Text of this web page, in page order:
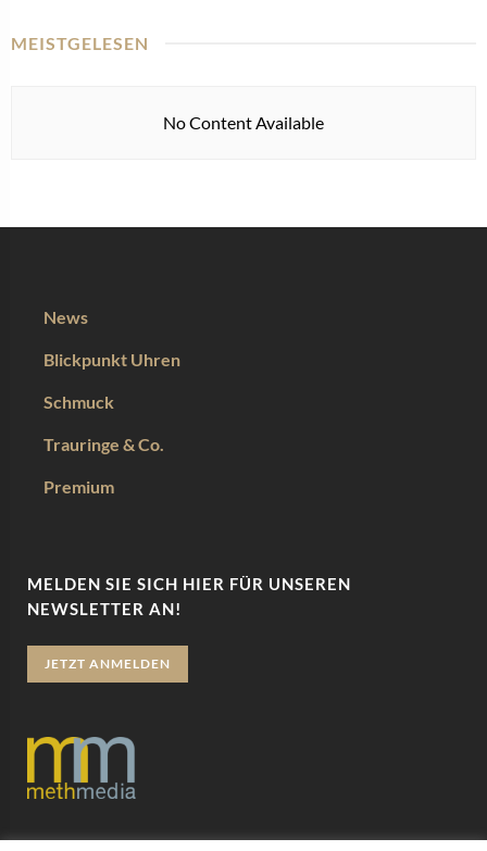
MEISTGELESEN
No Content Available
News
Blickpunkt Uhren
Schmuck
Trauringe & Co.
Premium
MELDEN SIE SICH HIER FÜR UNSEREN
NEWSLETTER AN!
JETZT ANMELDEN
Datenschutz